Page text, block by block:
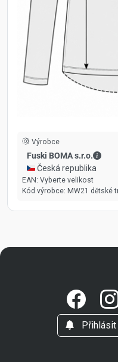
Výrobce
Fuski BOMA s.r.o.
🇨🇿 Česká republika
EAN: Vyberte velikost
Kód výrobce: MW21 dětské
Přihlásit